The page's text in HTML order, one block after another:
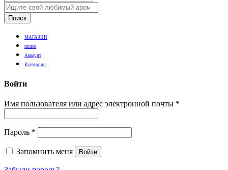
Поиск
МАГАЗИН
поиск
Аккаунт
Категории
Войти
Имя пользователя или адрес электронной почты *
Пароль *
Запомнить меня Войти